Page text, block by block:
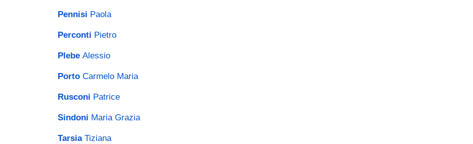
Pennisi Paola
Perconti Pietro
Plebe Alessio
Porto Carmelo Maria
Rusconi Patrice
Sindoni Maria Grazia
TarsiaTiziana